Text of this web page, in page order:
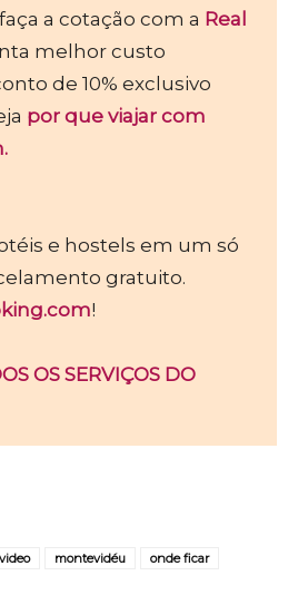
a cotação com a Real
melhor custo
de 10% exclusivo
por que viajar com
e hostels em um só
gratuito.
!
OS SERVIÇOS DO
montevidéu
onde ficar